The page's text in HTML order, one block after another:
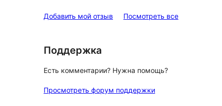
звездный
Добавить мой отзыв Посмотреть всеотзывы
Поддержка
Есть комментарии? Нужна помощь?
Просмотреть форум поддержки